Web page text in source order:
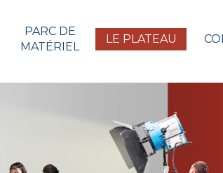
PARC DE
MATÉRIEL
LE PLATEAU